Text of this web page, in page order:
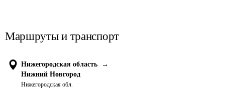
Маршруты и транспорт
Нижегородская область
→
Нижний Новгород
Нижегородская обл.